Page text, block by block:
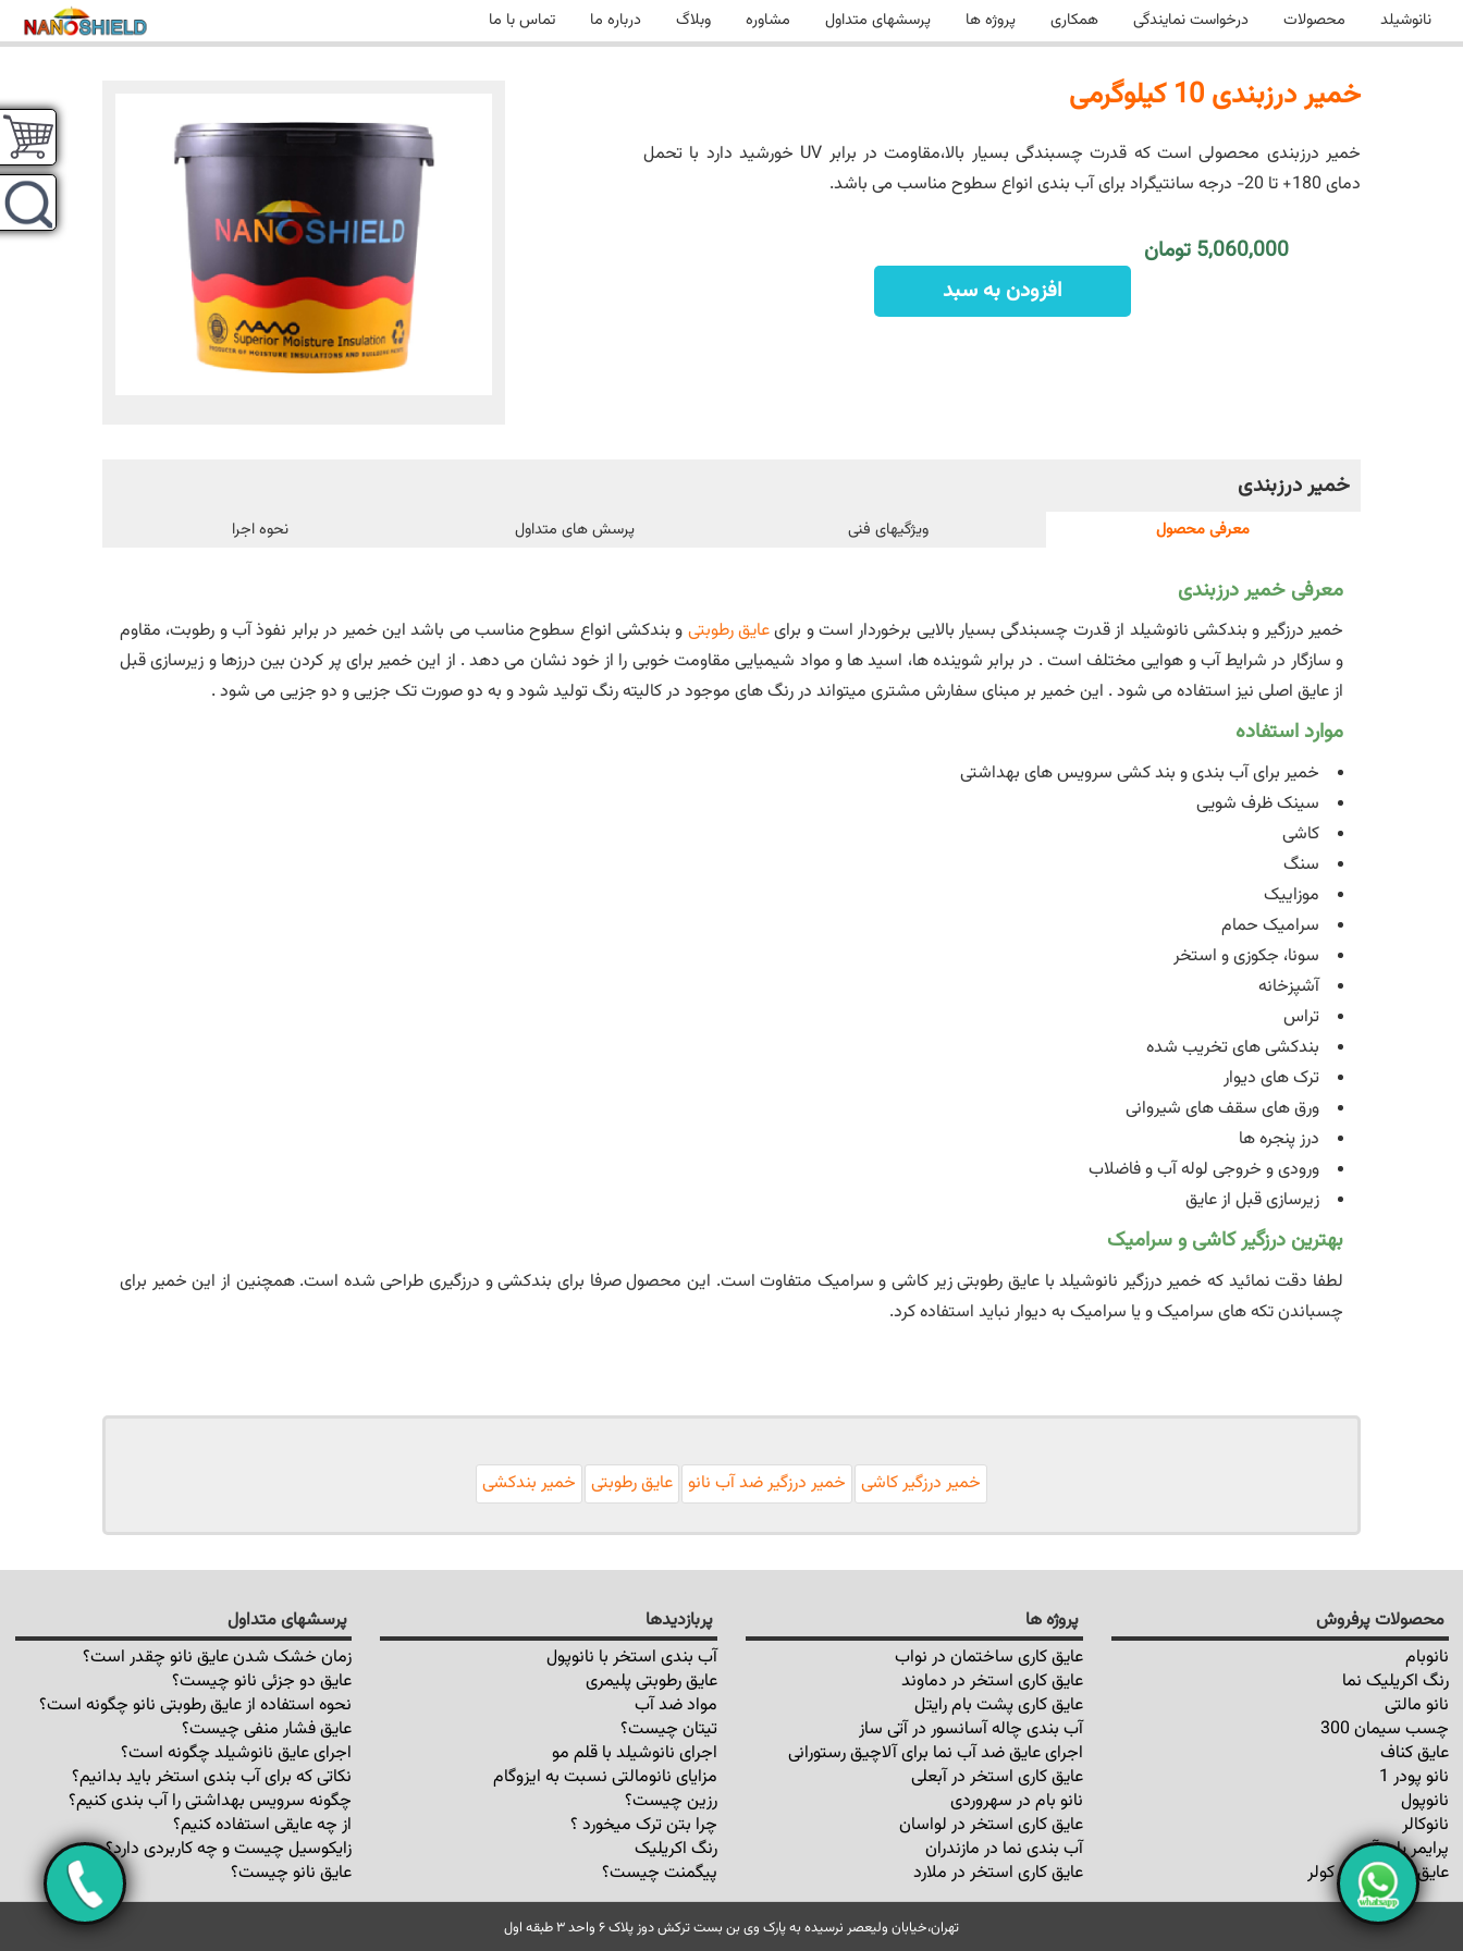
نانوشیلد محصولات درخواست نمایندگی همکاری پروژه ها پرسشهای متداول مشاوره وبلاگ درباره ما تماس با ما
خمیر درزبندی 10 کیلوگرمی
خمیر درزبندی محصولی است که قدرت چسبندگی بسیار بالا،مقاومت در برابر UV خورشید دارد با تحمل
دمای 180+ تا 20- درجه سانتیگراد برای آب بندی انواع سطوح مناسب می باشد.
5,060,000 تومان
افزودن به سبد
خمیر درزبندی
معرفی محصول ویژگیهای فنی پرسش های متداول نحوه اجرا
معرفی خمیر درزبندی
خمیر درزگیر و بندکشی نانوشیلد از قدرت چسبندگی بسیار بالایی برخوردار است و برایعایق رطوبتی و بندکشی انواع سطوح مناسب می باشد این خمیر در برابر نفوذ آب و رطوبت، مقاوم
و سازگار در شرایط آب و هوایی مختلف است . در برابر شوینده ها، اسید ها و مواد شیمیایی مقاومت خوبی را از خود نشان می دهد . از این خمیر برای پر کردن بین درزها و زیرسازی قبل
از عایق اصلی نیز استفاده می شود . این خمیر بر مبنای سفارش مشتری میتواند در رنگ های موجود در کالیته رنگ تولید شود و به دو صورت تک جزیی و دو جزیی می شود .
موارد استفاده
خمیر برای آب بندی و بند کشی سرویس های بهداشتی
سینک ظرف شویی
کاشی
سنگ
موزاییک
سرامیک حمام
سونا، جکوزی و استخر
آشپزخانه
تراس
بندکشی های تخریب شده
ترک های دیوار
ورق های سقف های شیروانی
درز پنجره ها
ورودی و خروجی لوله آب و فاضلاب
زیرسازی قبل از عایق
بهترین درزگیر کاشی و سرامیک
لطفا دقت نمائید که خمیر درزگیر نانوشیلد با عایق رطوبتی زیر کاشی و سرامیک متفاوت است. این محصول صرفا برای بندکشی و درزگیری طراحی شده است. همچنین از این خمیر برای
چسباندن تکه های سرامیک و یا سرامیک به دیوار نباید استفاده کرد.
خمیر درزگیر کاشی خمیر درزگیر ضد آب نانو عایق رطوبتی خمیر بندکشی
محصولات پرفروش
نانوبام
رنگ اکریلیک نما
نانو مالتی
چسب سیمان 300
عایق کناف
نانو پودر 1
نانوپول
نانوکالر
پرایمر پایه آب
عایق رطوبتی کف کولر
پروژه ها
عایق کاری ساختمان در نواب
عایق کاری استخر در دماوند
عایق کاری پشت بام رایتل
آب بندی چاله آسانسور در آتی ساز
اجرای عایق ضد آب نما برای آلاچیق رستورانی
عایق کاری استخر در آبعلی
نانو بام در سهروردی
عایق کاری استخر در لواسان
آب بندی نما در مازندران
عایق کاری استخر در ملارد
پربازدیدها
آب بندی استخر با نانوپول
عایق رطوبتی پلیمری
مواد ضد آب
تیتان چیست؟
اجرای نانوشیلد با قلم مو
مزایای نانومالتی نسبت به ایزوگام
رزین چیست؟
چرا بتن ترک میخورد ؟
رنگ اکریلیک
پیگمنت چیست؟
پرسشهای متداول
زمان خشک شدن عایق نانو چقدر است؟
عایق دو جزئی نانو چیست؟
نحوه استفاده از عایق رطوبتی نانو چگونه است؟
عایق فشار منفی چیست؟
اجرای عایق نانوشیلد چگونه است؟
نکاتی که برای آب بندی استخر باید بدانیم؟
چگونه سرویس بهداشتی را آب بندی کنیم؟
از چه عایقی استفاده کنیم؟
زایکوسیل چیست و چه کاربردی دارد؟
عایق نانو چیست؟
تهران،خیابان ولیعصر نرسیده به پارک وی بن بست ترکش دوز پلاک ۶ واحد ۳ طبقه اول